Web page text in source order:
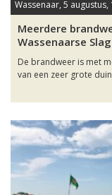
Wassenaar, 5 augustus,
Meerdere
Wassenaarse Slag
De brandweer is met
van een zeer grote